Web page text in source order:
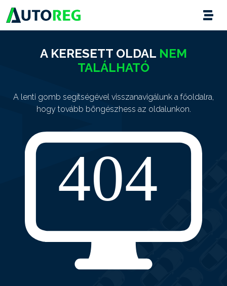
A KERESETT OLDAL NEM
TALÁLHATÓ
A lenti gomb segítségével visszanavigálunk a főoldalra,
hogy tovább böngészhess az oldalunkon.